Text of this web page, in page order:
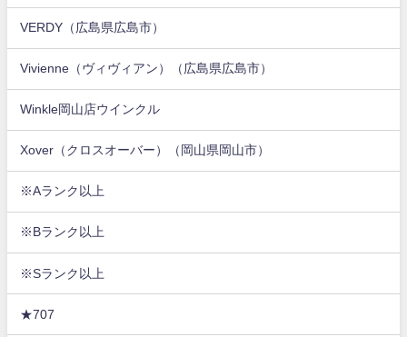
VERDY（広島県広島市）
Vivienne（ヴィヴィアン）（広島県広島市）
Winkle岡山店ウインクル
Xover（クロスオーバー）（岡山県岡山市）
※Aランク以上
※Bランク以上
※Sランク以上
★707